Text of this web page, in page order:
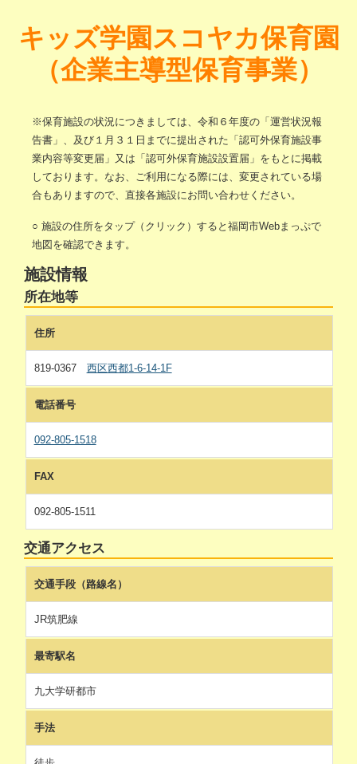
キッズ学園スコヤカ保育園
（企業主導型保育事業）
※保育施設の状況につきましては、令和６年度の「運営状況報
告書」、及び１月３１日までに提出された「認可外保育施設事
業内容等変更届」又は「認可外保育施設設置届」をもとに掲載
しております。なお、ご利用になる際には、変更されている場
合もありますので、直接各施設にお問い合わせください。
○ 施設の住所をタップ（クリック）すると福岡市Webまっぷで
地図を確認できます。
施設情報
所在地等
住所
819-0367 西区西都1-6-14-1F
電話番号
092-805-1518
FAX
092-805-1511
交通アクセス
交通手段（路線名）
JR筑肥線
最寄駅名
九大学研都市
手法